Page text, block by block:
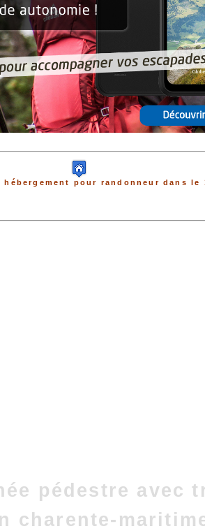
hébergement pour randonneur dans le
pédestre avec
charente-